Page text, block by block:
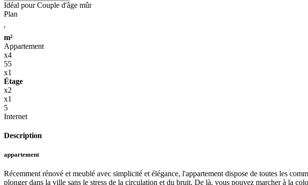
Idéal pour Couple d'âge mûr
Plan
'
m²
Appartement
x4
55
x1
Étage
x2
x1
5
Internet
Description
appartement
Récemment rénové et meublé avec simplicité et élégance, l'appartement dispose de toutes les
plonger dans la ville sans le stress de la circulation et du bruit. De là, vous pouvez marcher à la